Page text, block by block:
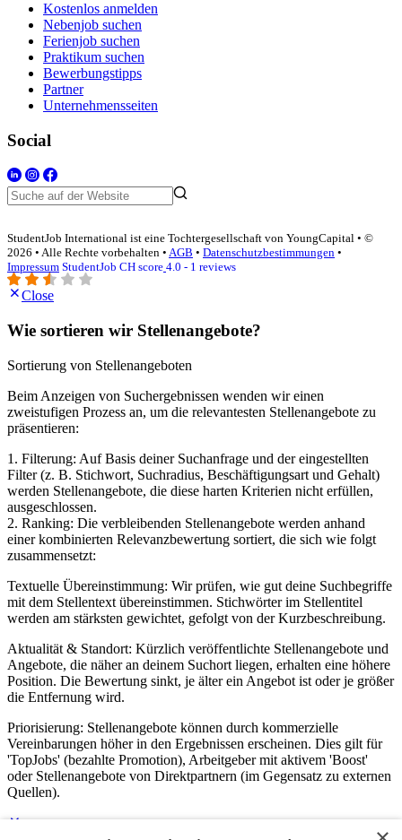
Kostenlos anmelden
Nebenjob suchen
Ferienjob suchen
Praktikum suchen
Bewerbungstipps
Partner
Unternehmensseiten
Social
StudentJob International ist eine Tochtergesellschaft von YoungCapital • ©
2026 • Alle Rechte vorbehalten • AGB • Datenschutzbestimmungen •
Impressum StudentJob CH score 4.0 - 1 reviews
Close
Wie sortieren wir Stellenangebote?
Sortierung von Stellenangeboten
Beim Anzeigen von Suchergebnissen wenden wir einen
zweistufigen Prozess an, um die relevantesten Stellenangebote zu
präsentieren:
1. Filterung: Auf Basis deiner Suchanfrage und der eingestellten
Filter (z. B. Stichwort, Suchradius, Beschäftigungsart und Gehalt)
werden Stellenangebote, die diese harten Kriterien nicht erfüllen,
ausgeschlossen.
2. Ranking: Die verbleibenden Stellenangebote werden anhand
einer kombinierten Relevanzbewertung sortiert, die sich wie folgt
zusammensetzt:
Textuelle Übereinstimmung: Wir prüfen, wie gut deine Suchbegriffe
mit dem Stellentext übereinstimmen. Stichwörter im Stellentitel
werden am stärksten gewichtet, gefolgt von der Kurzbeschreibung.
Aktualität & Standort: Kürzlich veröffentlichte Stellenangebote und
Angebote, die näher an deinem Suchort liegen, erhalten eine höhere
Position. Die Bewertung sinkt, je älter ein Angebot ist oder je größer
die Entfernung wird.
Priorisierung: Stellenangebote können durch kommerzielle
Vereinbarungen höher in den Ergebnissen erscheinen. Dies gilt für
'TopJobs' (bezahlte Promotion), Arbeitgeber mit aktivem 'Boost'
oder Stellenangebote von Direktpartnern (im Gegensatz zu externen
Quellen).